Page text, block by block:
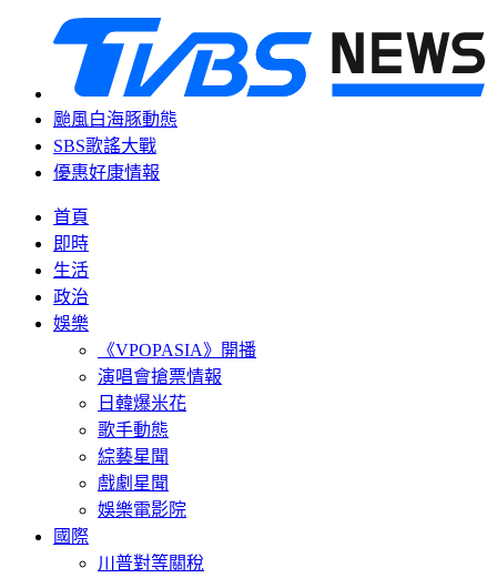
颱風白海豚動態
SBS歌謠大戰
優惠好康情報
首頁
即時
生活
政治
娛樂
《VPOPASIA》開播
演唱會搶票情報
日韓爆米花
歌手動態
綜藝星聞
戲劇星聞
娛樂電影院
國際
川普對等關稅